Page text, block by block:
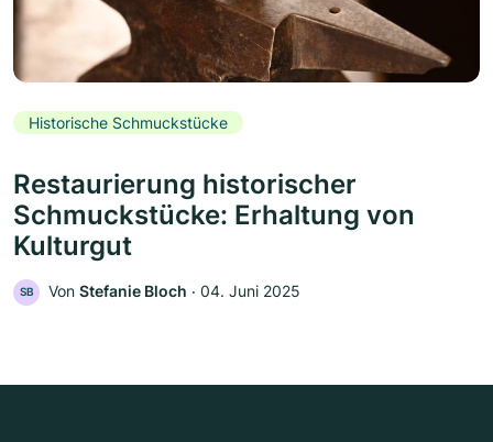
Historische Schmuckstücke
Restaurierung historischer
Schmuckstücke: Erhaltung von
Kulturgut
SB Von Stefanie Bloch ‧ 04. Juni 2025